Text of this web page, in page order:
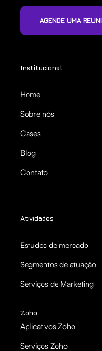
AGENDE UMA
Institucional
Home
Sobre nós
Cases
Blog
Contato
Atividades
Estudos de mercado
Segmentos de atuação
Serviços de Marketing
Zoho
Aplicativos Zoho
Serviços Zoho